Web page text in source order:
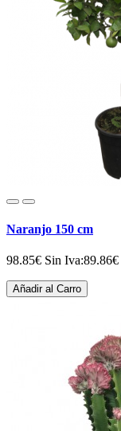
Naranjo 150 cm
98.85€ Sin Iva:89.86€
Añadir al Carro